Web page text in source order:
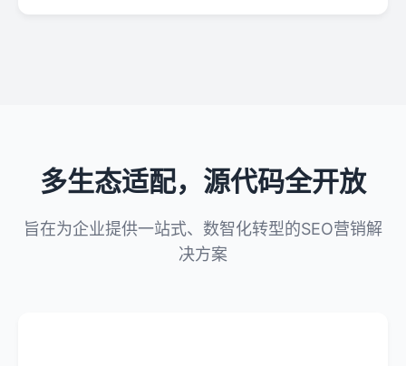
多生态适配，源代码全开放
旨在为企业提供一站式、数智化转型的SEO营销解
决方案